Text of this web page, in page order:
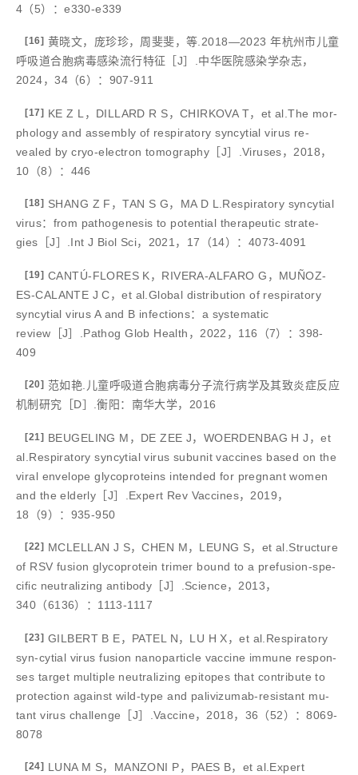
4（5）：e330-e339
[16] 黄晓文，庞珍珍，周斐斐，等.2018—2023 年杭州市儿童
呼吸道合胞病毒感染流行特征［J］.中华医院感染学杂志，
2024，34（6）：907-911
[17] KE Z L，DILLARD R S，CHIRKOVA T，et al.The mor-
phology and assembly of respiratory syncytial virus re-
vealed by cryo-electron tomography［J］.Viruses，2018，
10（8）：446
[18] SHANG Z F，TAN S G，MA D L.Respiratory syncytial
virus：from pathogenesis to potential therapeutic strate-
gies［J］.Int J Biol Sci，2021，17（14）：4073-4091
[19] CANTÚ-FLORES K，RIVERA-ALFARO G，MUÑOZ-
ES-CALANTE J C，et al.Global distribution of respiratory
syncytial virus A and B infections：a systematic
review［J］.Pathog Glob Health，2022，116（7）：398-
409
[20] 范如艳.儿童呼吸道合胞病毒分子流行病学及其致炎症反应
机制研究［D］.衡阳：南华大学，2016
[21] BEUGELING M，DE ZEE J，WOERDENBAG H J，et
al.Respiratory syncytial virus subunit vaccines based on the
viral envelope glycoproteins intended for pregnant women
and the elderly［J］.Expert Rev Vaccines，2019，
18（9）：935-950
[22] MCLELLAN J S，CHEN M，LEUNG S，et al.Structure
of RSV fusion glycoprotein trimer bound to a prefusion-spe-
cific neutralizing antibody［J］.Science，2013，
340（6136）：1113-1117
[23] GILBERT B E，PATEL N，LU H X，et al.Respiratory
syn-cytial virus fusion nanoparticle vaccine immune respon-
ses target multiple neutralizing epitopes that contribute to
protection against wild-type and palivizumab-resistant mu-
tant virus challenge［J］.Vaccine，2018，36（52）：8069-
8078
[24] LUNA M S，MANZONI P，PAES B，et al.Expert